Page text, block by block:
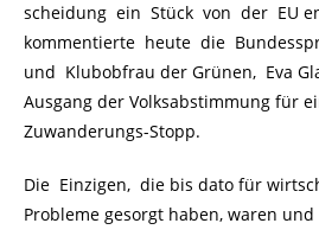
scheidung ein Stück von der EU
kommentierte heute die
und Klubobfrau der Grünen, Eva
Ausgang der Volksabstimmung für
Zuwanderungs-Stopp.
Die Einzigen, die bis dato für
Probleme gesorgt haben, waren und